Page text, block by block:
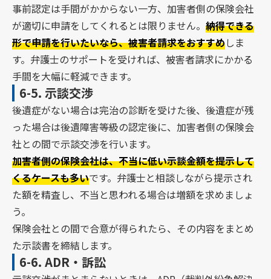
事前認定は手間がかからない一方、加害者側の保険会社
が適切に申請をしてくれるとは限りません。納得できる
形で申請を行いたいなら、被害者請求をおすすめしま
す。弁護士のサポートを受ければ、被害者請求にかかる
手間を大幅に軽減できます。
6-5. 示談交渉
後遺症がない場合は完治の診断を受けた後、後遺症が残
った場合は後遺障害等級の認定後に、加害者側の保険会
社との間で示談交渉を行います。
加害者側の保険会社は、不当に低い示談金額を提示して
くるケースも多いです。弁護士と相談しながら提示され
た額を精査し、不当と思われる場合は増額を求めましょ
う。
保険会社との間で合意が得られたら、その内容をまとめ
た示談書を締結します。
6-6. ADR・訴訟